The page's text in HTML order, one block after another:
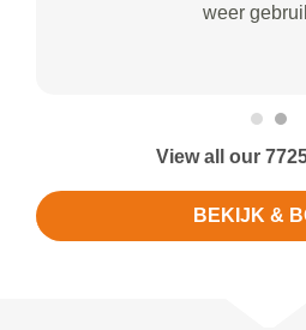
weer
View all our
BEKIJK &